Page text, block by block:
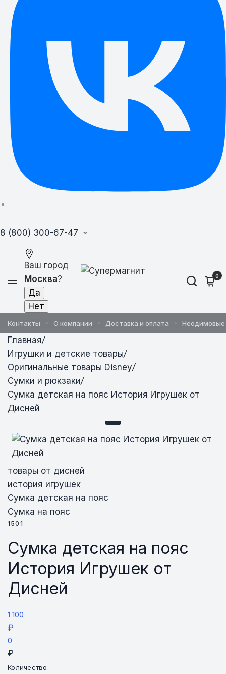
8 (800) 300-67-47
Ваш город
Москва? 0
Контакты О компании Доставка и оплата
Главная/
Игрушки и детские товары/
Оригинальные товары Disney/
Сумки и рюкзаки/
Сумка детская на пояс История Игрушек от
Дисней
Сумка детская на пояс История
Игрушек от Дисней
товары от дисней
история игрушек
Сумка детская на пояс
Сумка на пояс
1501
Сумка детская на пояс
История Игрушек от
Дисней
1 100
₽
0
₽
Количество: